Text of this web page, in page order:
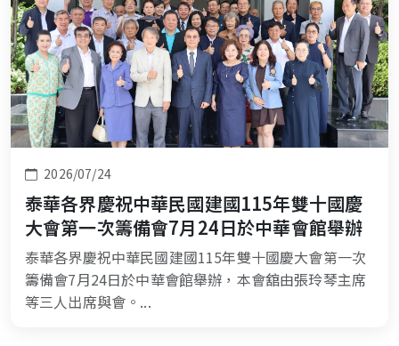
2026/07/24
泰華各界慶祝中華民國建國115年雙十國慶
大會第一次籌備會7月24日於中華會館舉辦
泰華各界慶祝中華民國建國115年雙十國慶大會第一次
籌備會7月24日於中華會館舉辦，本會舘由張玲琴主席
等三人出席與會。...